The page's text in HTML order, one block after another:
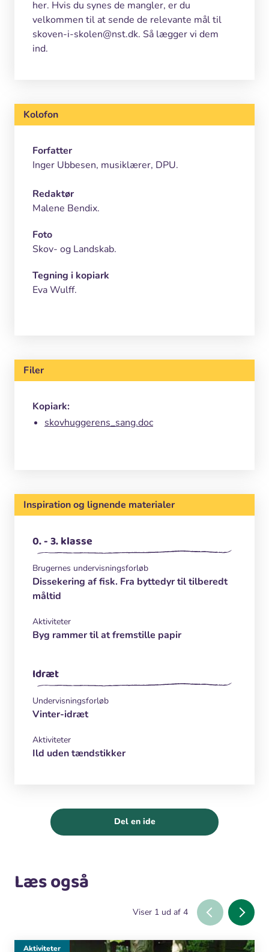
her. Hvis du synes de mangler, er du
velkommen til at sende de relevante mål til
skoven-i-skolen@nst.dk. Så lægger vi dem
ind.
Kolofon
Forfatter
Inger Ubbesen, musiklærer, DPU.
Redaktør
Malene Bendix.
Foto
Skov- og Landskab.
Tegning i kopiark
Eva Wulff.
Filer
Kopiark:
skovhuggerens_sang.doc
Inspiration og lignende materialer
0. - 3. klasse
Brugernes undervisningsforløb
Dissekering af fisk. Fra byttedyr til tilberedt
måltid
Aktiviteter
Byg rammer til at fremstille papir
Idræt
Undervisningsforløb
Vinter-idræt
Aktiviteter
Ild uden tændstikker
Del en ide
Læs også
Viser 1 ud af 4
Aktiviteter